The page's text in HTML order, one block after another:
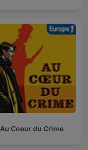
Au Coeur du Crime